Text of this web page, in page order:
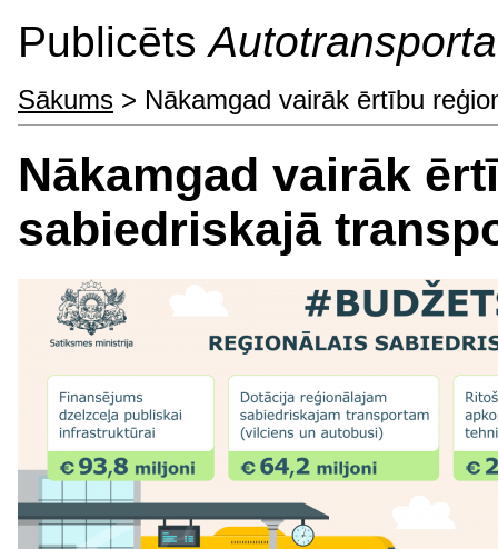
Publicēts
Sākums > Nākamgad vairāk ērtību
Nākamgad vairāk
sabiedriskajā